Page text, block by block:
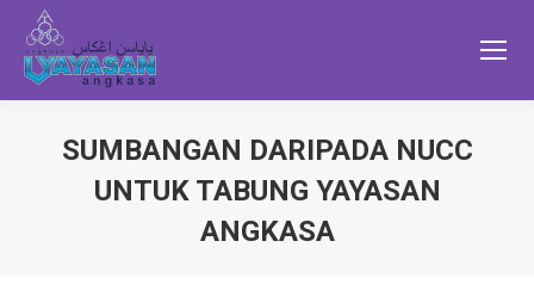
SUMBANGAN DARIPADA NUCC
UNTUK TABUNG YAYASAN
ANGKASA